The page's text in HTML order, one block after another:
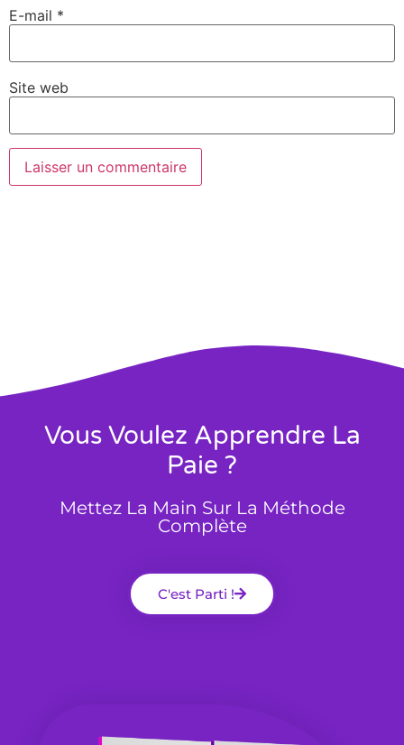
E-mail *
Site web
Vous Voulez Apprendre La
Paie ?
Mettez La Main Sur La Méthode
Complète
C'est Parti !